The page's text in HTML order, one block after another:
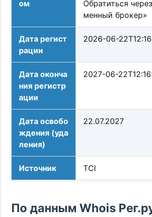
ом
Обратиться
менный брокер»
Дата регист
рации
2026-06-
Дата оконча
ния регистр
ации
2027-06-
Дата освобо
ждения (уда
ления)
22.07.2027
Источник TCI
По данным Whois